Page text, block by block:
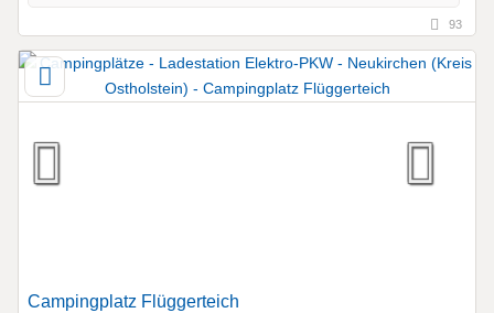
93
Campingplatz Flüggerteich